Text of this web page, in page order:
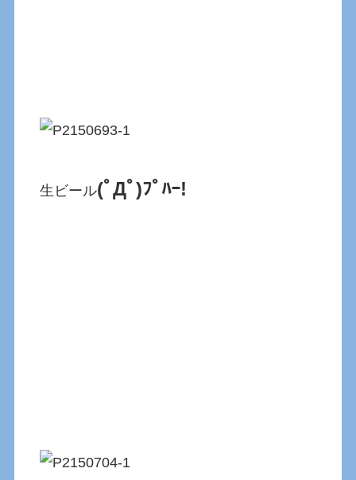
生ビール(ﾟДﾟ)ﾌﾟﾊｰ!